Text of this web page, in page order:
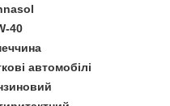
40
автомобілі